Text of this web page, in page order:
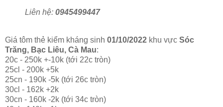
Liên hệ: 0945499447
Giá tôm thẻ kiểm kháng sinh 01/10/2022 khu vực Sóc
Trăng, Bạc Liêu, Cà Mau:
20c - 250k +-10k (tới 22c tròn)
25cl - 200k +5k
25cn - 190k -5k (tới 26c tròn)
30cl - 162k +2k
30cn - 160k -2k (tới 34c tròn)